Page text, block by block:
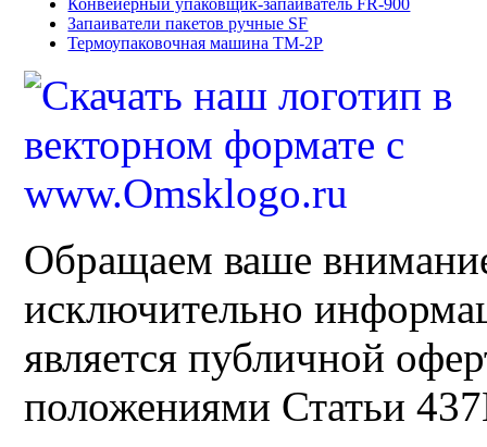
Запаиватели пакетов ручные SF
Термоупаковочная машина ТМ-2Р
Обращаем ваше
исключительно
является публичной
положениями Статьи